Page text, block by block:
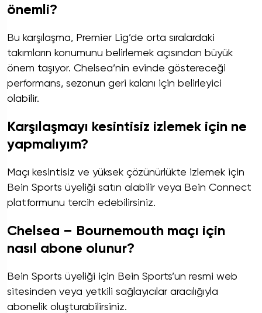
önemli?
Bu karşılaşma, Premier Lig’de orta sıralardaki
takımların konumunu belirlemek açısından büyük
önem taşıyor. Chelsea’nin evinde göstereceği
performans, sezonun geri kalanı için belirleyici
olabilir.
Karşılaşmayı kesintisiz izlemek için ne
yapmalıyım?
Maçı kesintisiz ve yüksek çözünürlükte izlemek için
Bein Sports üyeliği satın alabilir veya Bein Connect
platformunu tercih edebilirsiniz.
Chelsea – Bournemouth maçı için
nasıl abone olunur?
Bein Sports üyeliği için Bein Sports’un resmi web
sitesinden veya yetkili sağlayıcılar aracılığıyla
abonelik oluşturabilirsiniz.